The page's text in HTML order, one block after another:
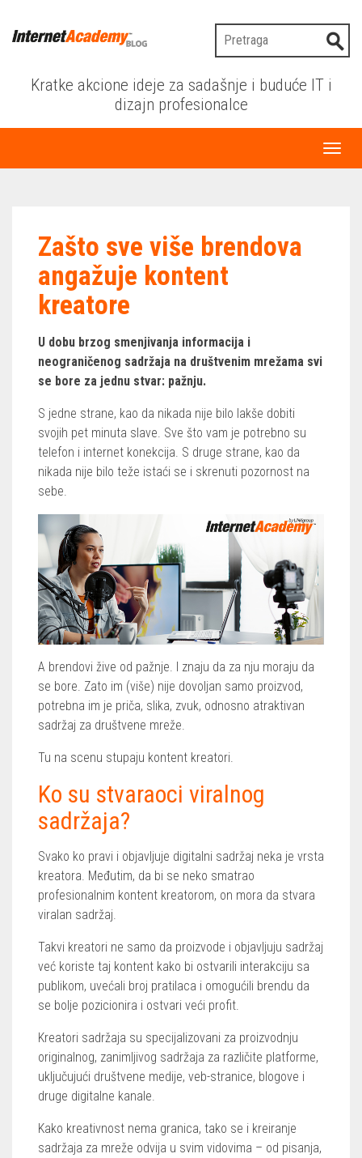
Kratke akcione ideje za sadašnje i buduće IT i
dizajn profesionalce
Zašto sve više brendova
angažuje kontent
kreatore
U dobu brzog smenjivanja informacija i
neograničenog sadržaja na društvenim mrežama svi
se bore za jednu stvar: pažnju.
S jedne strane, kao da nikada nije bilo lakše dobiti
svojih pet minuta slave. Sve što vam je potrebno su
telefon i internet konekcija. S druge strane, kao da
nikada nije bilo teže istaći se i skrenuti pozornost na
sebe.
A brendovi žive od pažnje. I znaju da za nju moraju da
se bore. Zato im (više) nije dovoljan samo proizvod,
potrebna im je priča, slika, zvuk, odnosno atraktivan
sadržaj za društvene mreže.
Tu na scenu stupaju kontent kreatori.
Ko su stvaraoci viralnog
sadržaja?
Svako ko pravi i objavljuje digitalni sadržaj neka je vrsta
kreatora. Međutim, da bi se neko smatrao
profesionalnim kontent kreatorom, on mora da stvara
viralan sadržaj.
Takvi kreatori ne samo da proizvode i objavljuju sadržaj
već koriste taj kontent kako bi ostvarili interakciju sa
publikom, uvećali broj pratilaca i omogućili brendu da
se bolje pozicionira i ostvari veći profit.
Kreatori sadržaja su specijalizovani za proizvodnju
originalnog, zanimljivog sadržaja za različite platforme,
uključujući društvene medije, veb-stranice, blogove i
druge digitalne kanale.
Kako kreativnost nema granica, tako se i kreiranje
sadržaja za mreže odvija u svim vidovima – od pisanja,